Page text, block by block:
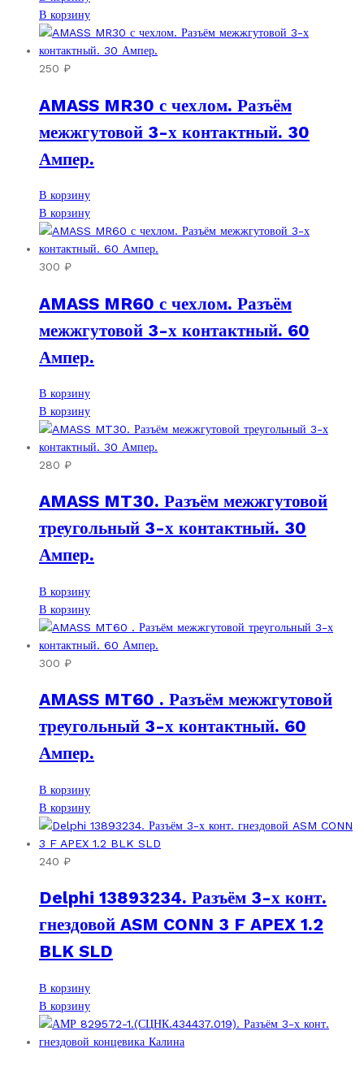
В корзину
250 ₽
AMASS MR30 с чехлом. Разъём
межжгутовой 3-х контактный. 30
Ампер.
В корзину
В корзину
300 ₽
AMASS MR60 с чехлом. Разъём
межжгутовой 3-х контактный. 60
Ампер.
В корзину
В корзину
280 ₽
AMASS MT30. Разъём межжгутовой
треугольный 3-х контактный. 30
Ампер.
В корзину
В корзину
300 ₽
AMASS MT60 . Разъём межжгутовой
треугольный 3-х контактный. 60
Ампер.
В корзину
В корзину
240 ₽
Delphi 13893234. Разъём 3-х конт.
гнездовой ASM CONN 3 F APEX 1.2
BLK SLD
В корзину
В корзину